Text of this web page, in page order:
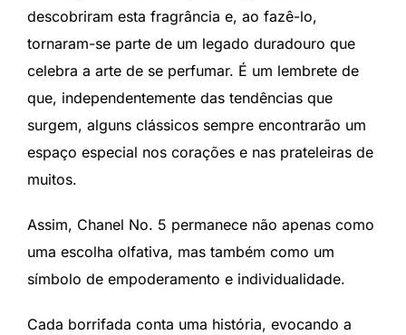
descobriram esta fragrância e, ao fazê-lo,
tornaram-se parte de um legado duradouro que
celebra a arte de se perfumar. É um lembrete de
que, independentemente das tendências que
surgem, alguns clássicos sempre encontrarão um
espaço especial nos corações e nas prateleiras de
muitos.
Assim, Chanel No. 5 permanece não apenas como
uma escolha olfativa, mas também como um
símbolo de empoderamento e individualidade.
Cada borrifada conta uma história, evocando a